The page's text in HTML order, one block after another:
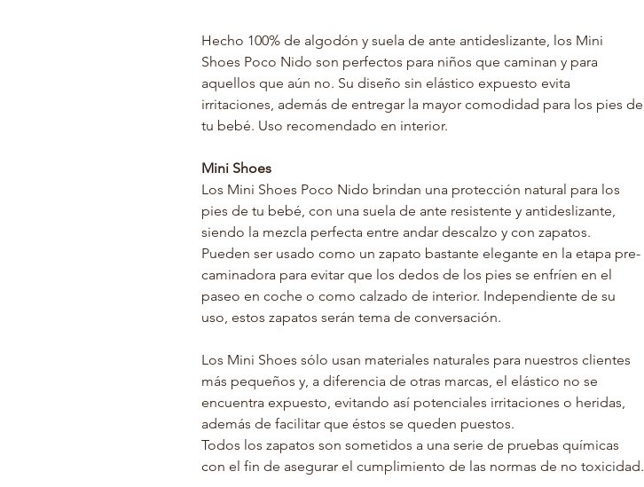
Hecho 100% de algodón y suela de ante antideslizante, los Mini
Shoes Poco Nido son perfectos para niños que caminan y para
aquellos que aún no. Su diseño sin elástico expuesto evita
irritaciones, además de entregar la mayor comodidad para los pies de
tu bebé. Uso recomendado en interior.
Mini Shoes
Los Mini Shoes Poco Nido brindan una protección natural para los
pies de tu bebé, con una suela de ante resistente y antideslizante,
siendo la mezcla perfecta entre andar descalzo y con zapatos.
Pueden ser usado como un zapato bastante elegante en la etapa pre-
caminadora para evitar que los dedos de los pies se enfríen en el
paseo en coche o como calzado de interior. Independiente de su
uso, estos zapatos serán tema de conversación.
Los Mini Shoes sólo usan materiales naturales para nuestros clientes
más pequeños y, a diferencia de otras marcas, el elástico no se
encuentra expuesto, evitando así potenciales irritaciones o heridas,
además de facilitar que éstos se queden puestos.
Todos los zapatos son sometidos a una serie de pruebas químicas
con el fin de asegurar el cumplimiento de las normas de no toxicidad.